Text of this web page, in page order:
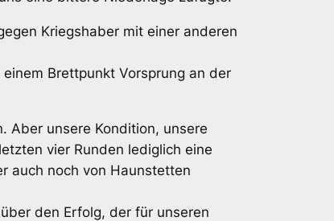
Kriegshaber mit einer anderen
Brettpunkt Vorsprung an der
Aber unsere Kondition, unsere
vier Runden lediglich eine
auch noch von Haunstetten
den Erfolg, der für unseren